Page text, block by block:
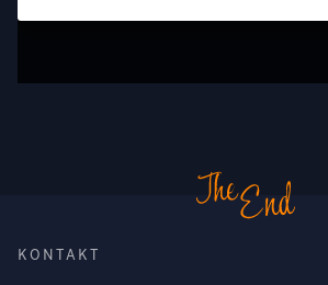
KONTAKT